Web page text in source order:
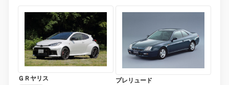
ＧＲヤリス プレリュード